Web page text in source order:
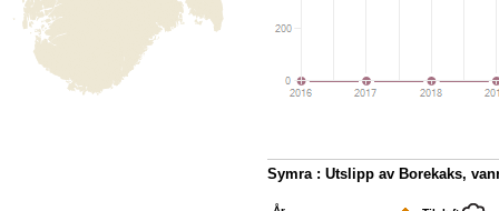
Symra : Utslipp av Borekaks,